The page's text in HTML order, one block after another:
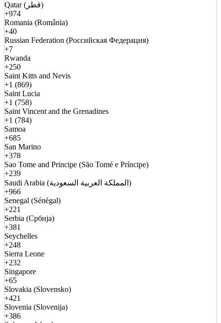
Qatar (قطر)
+974
Romania (România)
+40
Russian Federation (Российская Федерация)
+7
Rwanda
+250
Saint Kitts and Nevis
+1 (869)
Saint Lucia
+1 (758)
Saint Vincent and the Grenadines
+1 (784)
Samoa
+685
San Marino
+378
Sao Tome and Principe (São Tomé e Príncipe)
+239
Saudi Arabia (المملكة العربية السعودية)
+966
Senegal (Sénégal)
+221
Serbia (Србија)
+381
Seychelles
+248
Sierra Leone
+232
Singapore
+65
Slovakia (Slovensko)
+421
Slovenia (Slovenija)
+386